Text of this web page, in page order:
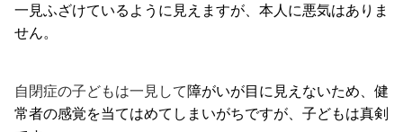
一見ふざけているように見えますが、本人に悪気はありま
せん。
自閉症の子どもは一見して障がいが目に見えないため、健
常者の感覚を当てはめてしまいがちですが、子どもは真剣